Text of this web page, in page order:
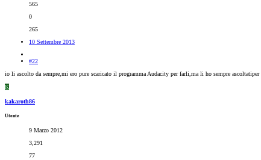
565
0
265
10 Settembre 2013
#22
io li ascolto da sempre,mi ero pure scaricato il programma Audacity per farli,ma li ho sempre
K
kakaroth86
Utente
9 Marzo 2012
3,291
77